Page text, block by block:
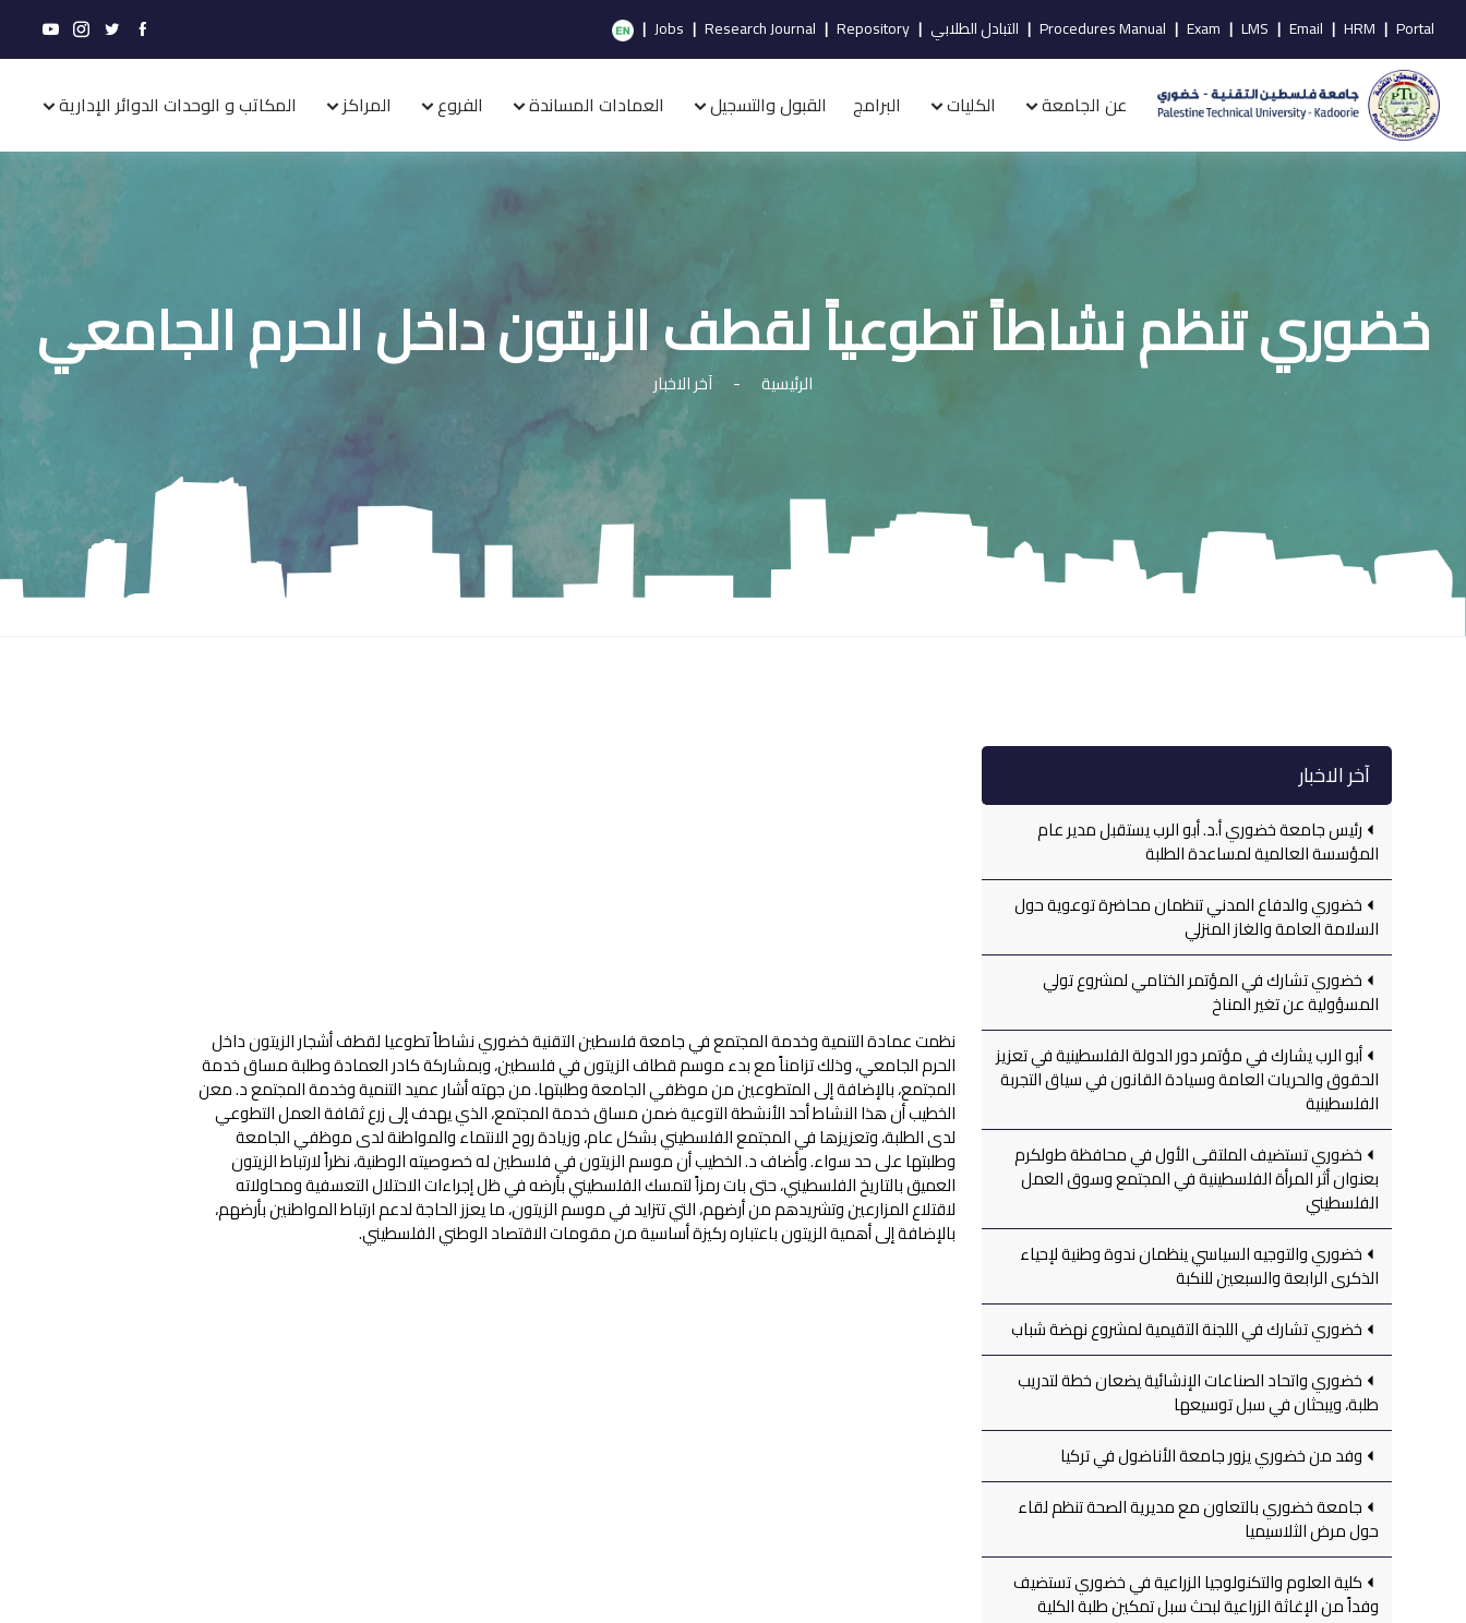
Portal
|
HRM
|
Email
|
LMS
|
Exam
|
Procedures Manual
| التبادل الطلابي |
Repository
|
Research Journal
|
Jobs
|
عن الجامعة الكليات البرامج القبول والتسجيل العمادات المساندة الفروع المراكز المكاتب و الوحدات الدوائر الإدارية
خضوري تنظم نشاطاً تطوعياً لقطف الزيتون داخل الحرم الجامعي
الرئيسية - آخر الاخبار
آخر الاخبار
رئيس جامعة خضوري أ.د. أبو الرب يستقبل مدير عام
المؤسسة العالمية لمساعدة الطلبة
خضوري والدفاع المدني تنظمان محاضرة توعوية حول
السلامة العامة والغاز المنزلي
خضوري تشارك في المؤتمر الختامي لمشروع تولي
المسؤولية عن تغير المناخ
أبو الرب يشارك في مؤتمر دور الدولة الفلسطينية في تعزيز
الحقوق والحريات العامة وسيادة القانون في سياق التجربة
الفلسطينية
خضوري تستضيف الملتقى الأول في محافظة طولكرم
بعنوان أثر المرأة الفلسطينية في المجتمع وسوق العمل
الفلسطيني
خضوري والتوجيه السياسي ينظمان ندوة وطنية لإحياء
الذكرى الرابعة والسبعين للنكبة
خضوري تشارك في اللجنة التقيمية لمشروع نهضة شباب
خضوري واتحاد الصناعات الإنشائية يضعان خطة لتدريب
طلبة، ويبحثان في سبل توسيعها
وفد من خضوري يزور جامعة الأناضول في تركيا
جامعة خضوري بالتعاون مع مديرية الصحة تنظم لقاء
حول مرض الثلاسيميا
كلية العلوم والتكنولوجيا الزراعية في خضوري تستضيف
وفداً من الإغاثة الزراعية لبحث سبل تمكين طلبة الكلية
نظمت عمادة التنمية وخدمة المجتمع في جامعة فلسطين التقنية خضوري نشاطاً تطوعيا لقطف أشجار الزيتون داخل
الحرم الجامعي، وذلك تزامناً مع بدء موسم قطاف الزيتون في فلسطين، وبمشاركة كادر العمادة وطلبة مساق خدمة
المجتمع، بالإضافة إلى المتطوعين من موظفي الجامعة وطلبتها. من جهته أشار عميد التنمية وخدمة المجتمع د. معن
الخطيب أن هذا النشاط أحد الأنشطة التوعية ضمن مساق خدمة المجتمع، الذي يهدف إلى زرع ثقافة العمل التطوعي
لدى الطلبة، وتعزيزها في المجتمع الفلسطيني بشكل عام، وزيادة روح الانتماء والمواطنة لدى موظفي الجامعة
وطلبتها على حد سواء. وأضاف د. الخطيب أن موسم الزيتون في فلسطين له خصوصيته الوطنية، نظراً لارتباط الزيتون
العميق بالتاريخ الفلسطيني، حتى بات رمزاً لتمسك الفلسطيني بأرضه في ظل إجراءات الاحتلال التعسفية ومحاولاته
لاقتلاع المزارعين وتشريدهم من أرضهم، التي تتزايد في موسم الزيتون، ما يعزز الحاجة لدعم ارتباط المواطنين بأرضهم،
بالإضافة إلى أهمية الزيتون باعتباره ركيزة أساسية من مقومات الاقتصاد الوطني الفلسطيني.